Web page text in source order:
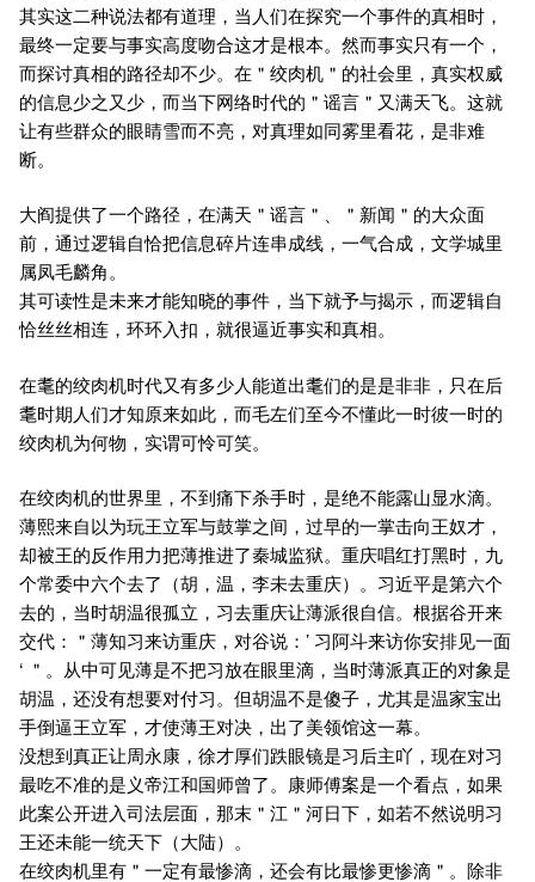
其实这二种说法都有道理，当人们在探究一个事件的真相时，
最终一定要与事实高度吻合这才是根本。然而事实只有一个，
而探讨真相的路径却不少。在＂绞肉机＂的社会里，真实权威
的信息少之又少，而当下网络时代的＂谣言＂又满天飞。这就
让有些群众的眼睛雪而不亮，对真理如同雾里看花，是非难
断。
大阎提供了一个路径，在满天＂谣言＂、＂新闻＂的大众面
前，通过逻辑自恰把信息碎片连串成线，一气合成，文学城里
属凤毛麟角。
其可读性是未来才能知晓的事件，当下就予与揭示，而逻辑自
恰丝丝相连，环环入扣，就很逼近事实和真相。
在耄的绞肉机时代又有多少人能道出耄们的是是非非，只在后
耄时期人们才知原来如此，而毛左们至今不懂此一时彼一时的
绞肉机为何物，实谓可怜可笑。
在绞肉机的世界里，不到痛下杀手时，是绝不能露山显水滴。
薄熙来自以为玩王立军与鼓掌之间，过早的一掌击向王奴才，
却被王的反作用力把薄推进了秦城监狱。重庆唱红打黑时，九
个常委中六个去了（胡，温，李未去重庆）。习近平是第六个
去的，当时胡温很孤立，习去重庆让薄派很自信。根据谷开来
交代：＂薄知习来访重庆，对谷说：’ 习阿斗来访你安排见一面
‘ ＂。从中可见薄是不把习放在眼里滴，当时薄派真正的对象是
胡温，还没有想要对付习。但胡温不是傻子，尤其是温家宝出
手倒逼王立军，才使薄王对决，出了美领馆这一幕。
没想到真正让周永康，徐才厚们跌眼镜是习后主吖，现在对习
最吃不准的是义帝江和国师曾了。康师傅案是一个看点，如果
此案公开进入司法层面，那末＂江＂河日下，如若不然说明习
王还未能一统天下（大陆）。
在绞肉机里有＂一定有最惨滴，还会有比最惨更惨滴＂。除非